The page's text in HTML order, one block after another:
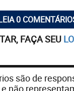
0
FAÇA SEU
são de
não